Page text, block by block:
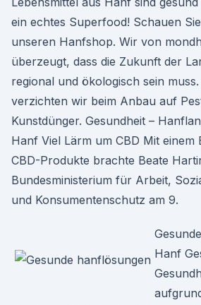
ein echtes Superfood! Schauen
unseren Hanfshop. Wir von
überzeugt, dass die Zukunft der
regional und ökologisch sein
verzichten wir beim Anbau auf
Kunstdünger. Gesundheit –
Hanf Viel Lärm um CBD Mit einem
CBD-Produkte brachte Beate
Bundesministerium für Arbeit,
und Konsumentenschutz am 9.
Hanf